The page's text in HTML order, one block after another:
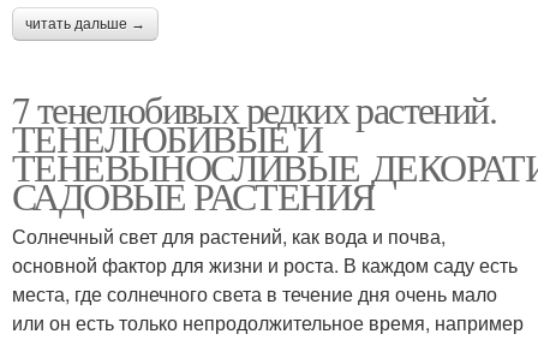
читать дальше →
7 тенелюбивых редких растений.
ТЕНЕЛЮБИВЫЕ И
ТЕНЕВЫНОСЛИВЫЕ
САДОВЫЕ РАСТЕНИЯ
Солнечный свет для растений, как вода и почва,
основной фактор для жизни и роста. В каждом саду есть
места, где солнечного света в течение дня очень мало
или он есть только непродолжительное время, например